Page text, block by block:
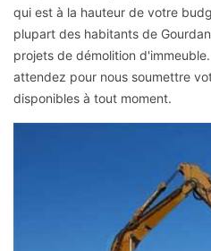
qui est à la hauteur de votre
plupart des habitants de
projets de démolition
attendez pour nous soumettre
disponibles à tout moment.